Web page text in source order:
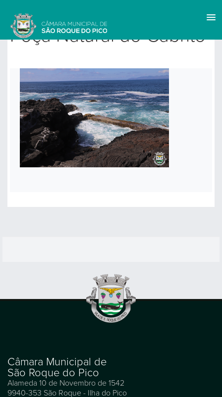
Voltar a Spots Ambientais
Poça Natural do Cabrito
Câmara Municipal de
São Roque do Pico
Alameda 10 de Novembro de 1542
9940-353 São Roque - Ilha do Pico